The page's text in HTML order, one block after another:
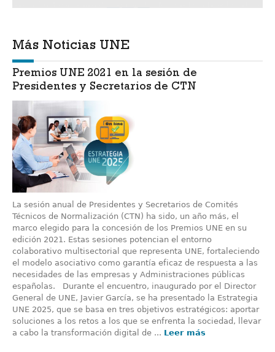
Más Noticias UNE
Premios UNE 2021 en la sesión de
Presidentes y Secretarios de CTN
La sesión anual de Presidentes y Secretarios de Comités
Técnicos de Normalización (CTN) ha sido, un año más, el
marco elegido para la concesión de los Premios UNE en su
edición 2021. Estas sesiones potencian el entorno
colaborativo multisectorial que representa UNE, fortaleciendo
el modelo asociativo como garantía eficaz de respuesta a las
necesidades de las empresas y Administraciones públicas
españolas. Durante el encuentro, inaugurado por el Director
General de UNE, Javier García, se ha presentado la Estrategia
UNE 2025, que se basa en tres objetivos estratégicos: aportar
soluciones a los retos a los que se enfrenta la sociedad, llevar
a cabo la transformación digital de ... Leer más